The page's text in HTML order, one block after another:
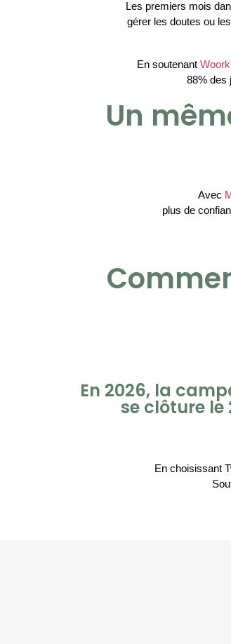
Les premiers mois
gérer les doutes ou
En soutenant Woork
88% des
Un
Avec
plus de
En 2026, la
se clôture le
En choisissant